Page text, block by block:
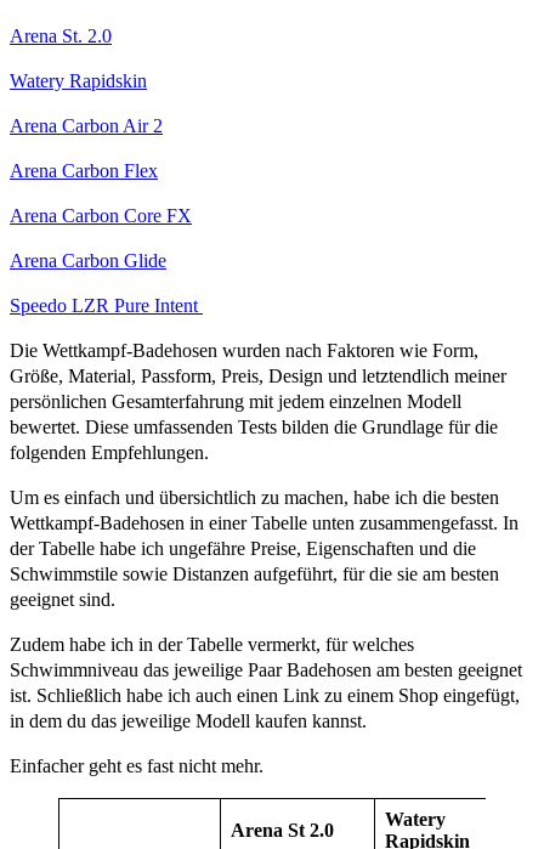
Arena St. 2.0
Watery Rapidskin
Arena Carbon Air 2
Arena Carbon Flex
Arena Carbon Core FX
Arena Carbon Glide
Speedo LZR Pure Intent
Die Wettkampf-Badehosen wurden nach Faktoren wie Form,
Größe, Material, Passform, Preis, Design und letztendlich meiner
persönlichen Gesamterfahrung mit jedem einzelnen Modell
bewertet. Diese umfassenden Tests bilden die Grundlage für die
folgenden Empfehlungen.
Um es einfach und übersichtlich zu machen, habe ich die besten
Wettkampf-Badehosen in einer Tabelle unten zusammengefasst. In
der Tabelle habe ich ungefähre Preise, Eigenschaften und die
Schwimmstile sowie Distanzen aufgeführt, für die sie am besten
geeignet sind.
Zudem habe ich in der Tabelle vermerkt, für welches
Schwimmniveau das jeweilige Paar Badehosen am besten geeignet
ist. Schließlich habe ich auch einen Link zu einem Shop eingefügt,
in dem du das jeweilige Modell kaufen kannst.
Einfacher geht es fast nicht mehr.
Arena St 2.0
Watery
Rapidskin